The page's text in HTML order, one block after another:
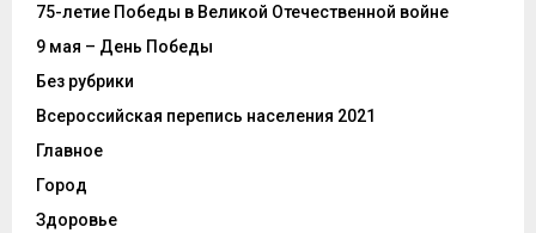
75-летие Победы в Великой Отечественной войне
9 мая – День Победы
Без рубрики
Всероссийская перепись населения 2021
Главное
Город
Здоровье